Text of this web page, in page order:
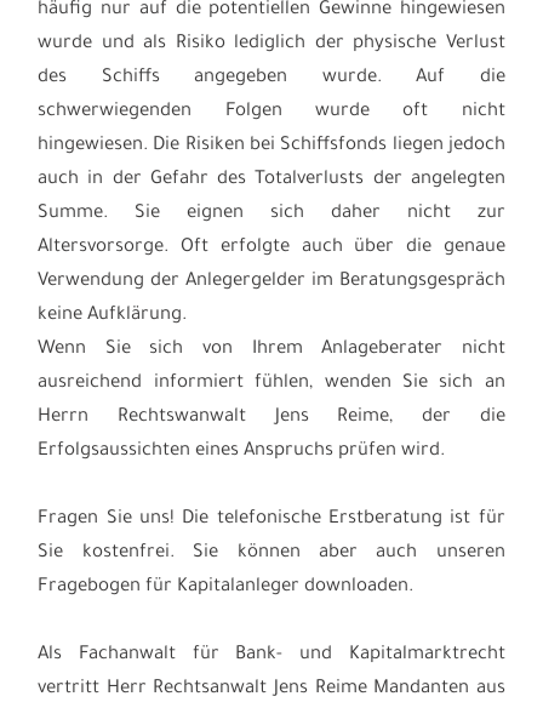
häufig nur auf die potentiellen Gewinne hingewiesen
wurde und als Risiko lediglich der physische Verlust
des Schiffs angegeben wurde. Auf die
schwerwiegenden Folgen wurde oft nicht
hingewiesen. Die Risiken bei Schiffsfonds liegen jedoch
auch in der Gefahr des Totalverlusts der angelegten
Summe. Sie eignen sich daher nicht zur
Altersvorsorge. Oft erfolgte auch über die genaue
Verwendung der Anlegergelder im Beratungsgespräch
keine Aufklärung.
Wenn Sie sich von Ihrem Anlageberater nicht
ausreichend informiert fühlen, wenden Sie sich an
Herrn Rechtswanwalt Jens Reime, der die
Erfolgsaussichten eines Anspruchs prüfen wird.
Fragen Sie uns! Die telefonische Erstberatung ist für
Sie kostenfrei. Sie können aber auch unseren
Fragebogen für Kapitalanleger downloaden.
Als Fachanwalt für Bank- und Kapitalmarktrecht
vertritt Herr Rechtsanwalt Jens Reime Mandanten aus